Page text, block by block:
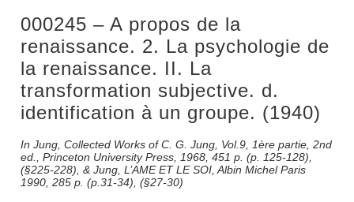
000245 – A propos de la
renaissance. 2. La psychologie de
la renaissance. II. La
transformation subjective. d.
identification à un groupe. (1940)
In Jung, Collected Works of C. G. Jung, Vol.9, 1ère partie, 2nd
ed., Princeton University Press, 1968, 451 p. (p. 125-128),
(§225-228), & Jung, L’AME ET LE SOI, Albin Michel Paris
1990, 285 p. (p.31-34), (§27-30)